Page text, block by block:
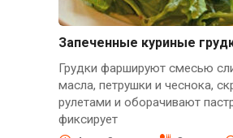
Запеченные куриные
Грудки фаршируют смесью
масла, петрушки и чеснока,
рулетами и оборачивают
фиксирует